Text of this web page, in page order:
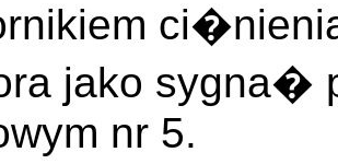
jako
nr 5.